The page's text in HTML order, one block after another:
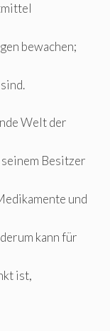
bewachen;
Welt der
Besitzer
und
kann für
ist,